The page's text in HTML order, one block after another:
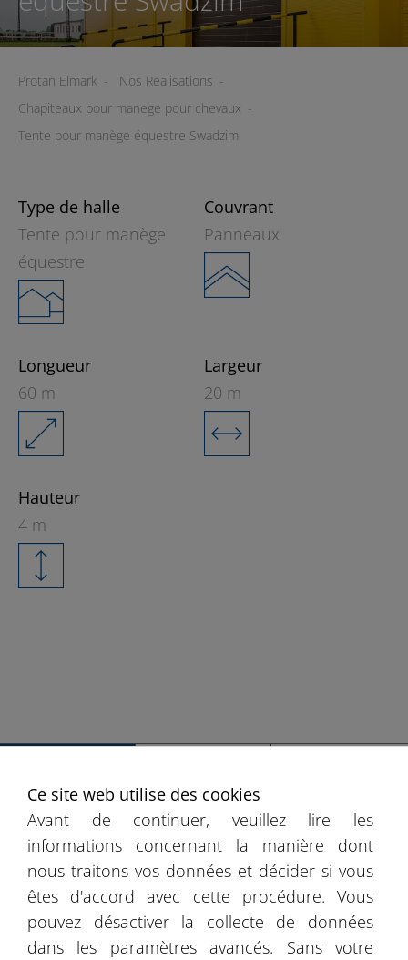
Protan Elmark - Nos Realisations -
Chapiteaux pour manege pour chevaux -
Tente pour manège équestre Swadzim
Type de halle
Tente pour manège
équestre
Couvrant
Panneaux
Longueur
60 m
Largeur
20 m
Hauteur
4 m
−
FRANCE L'EUROPE MONDE
Ce site web utilise des cookies
Avant de continuer, veuillez lire les
informations concernant la manière dont
nous traitons vos données et décider si vous
êtes d'accord avec cette procédure. Vous
pouvez désactiver la collecte de données
dans les paramètres avancés. Sans votre